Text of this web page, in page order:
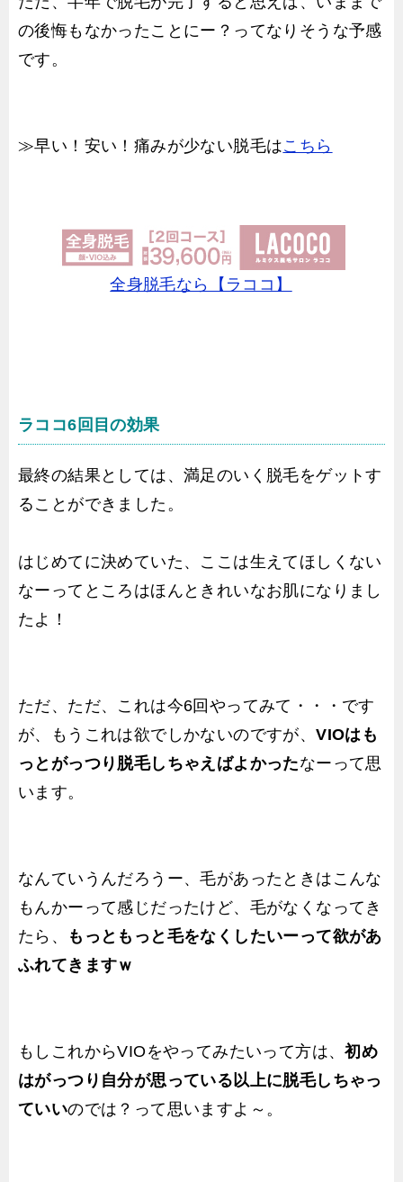
の後悔もなかったことにー？ってなりそうな予感
です。
≫早い！安い！痛みが少ない脱毛はこちら
全身脱毛なら【ラココ】
ラココ6回目の効果
最終の結果としては、満足のいく脱毛をゲットす
ることができました。
はじめてに決めていた、ここは生えてほしくない
なーってところはほんときれいなお肌になりまし
たよ！
ただ、ただ、これは今6回やってみて・・・です
が、もうこれは欲でしかないのですが、VIOはも
っとがっつり脱毛しちゃえばよかったなーって思
います。
なんていうんだろうー、毛があったときはこんな
もんかーって感じだったけど、毛がなくなってき
たら、
もっともっと毛をなくしたいーって欲があ
ふれてきますｗ
もしこれからVIOをやってみたいって方は、初め
はがっつり自分が思っている以上に脱毛しちゃっ
ていいのでは？って思いますよ～。